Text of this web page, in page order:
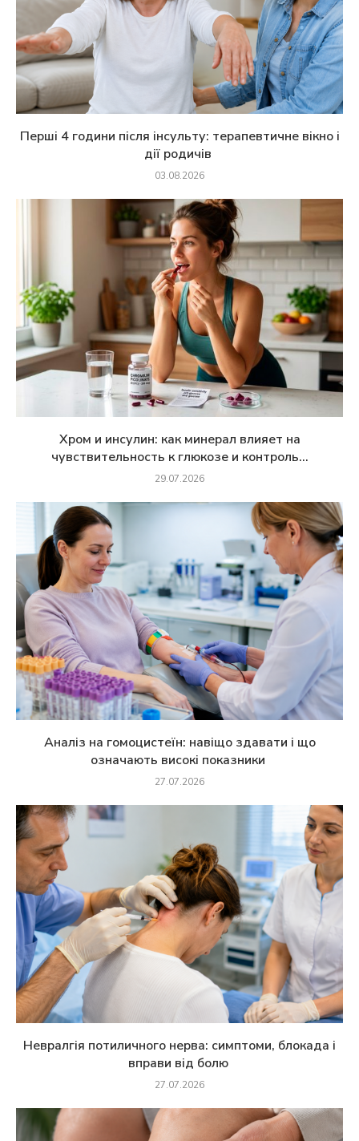
Перші 4 години після інсульту: терапевтичне вікно і
дії родичів
03.08.2026
Хром и инсулин: как минерал влияет на
чувствительность к глюкозе и контроль...
29.07.2026
Аналіз на гомоцистеїн: навіщо здавати і що
означають високі показники
27.07.2026
Невралгія потиличного нерва: симптоми, блокада і
вправи від болю
27.07.2026